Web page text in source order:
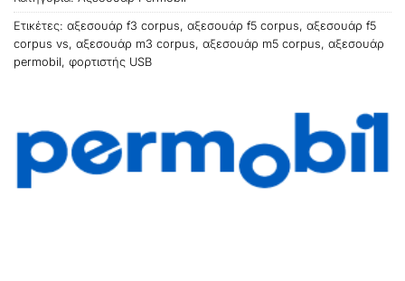
Ετικέτες: αξεσουάρ f3 corpus, αξεσουάρ f5 corpus, αξεσουάρ f5
corpus vs, αξεσουάρ m3 corpus, αξεσουάρ m5 corpus, αξεσουάρ
permobil, φορτιστής USB